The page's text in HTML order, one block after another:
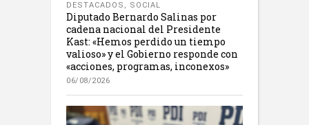
DESTACADOS , SOCIAL
Diputado Bernardo Salinas por
cadena nacional del Presidente
Kast: «Hemos perdido un tiempo
valioso» y el Gobierno responde con
«acciones, programas, inconexos»
06/08/2026